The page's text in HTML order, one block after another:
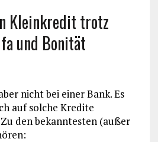
Kleinkredit trotz
und Bonität
nicht bei einer Bank. Es
auf solche Kredite
den bekanntesten (außer